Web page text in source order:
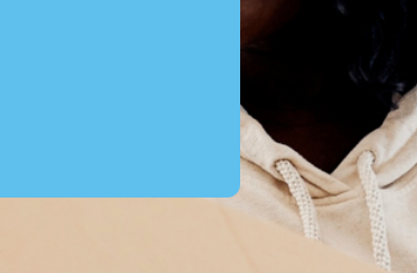
Hoe gaat mijnkredietregistratie.nl om met mijn gegevens?